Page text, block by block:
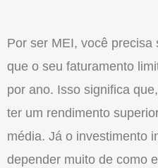
Por ser MEI, você
que o seu faturamento
por ano. Isso significa
ter um rendimento
média. Já o investimento
depender muito de como